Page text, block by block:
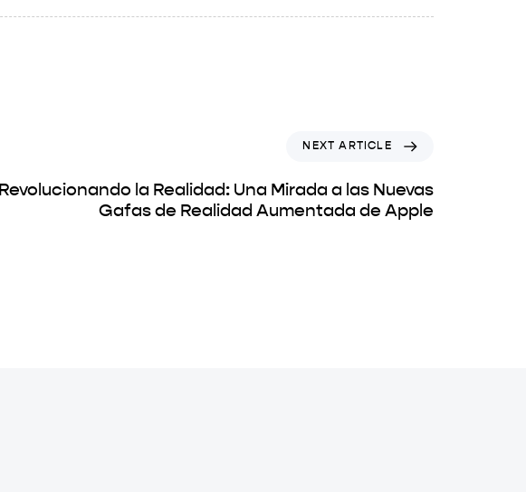
NEXT ARTICLE
Revolucionando la Realidad: Una Mirada a las Nuevas
Gafas de Realidad Aumentada de Apple